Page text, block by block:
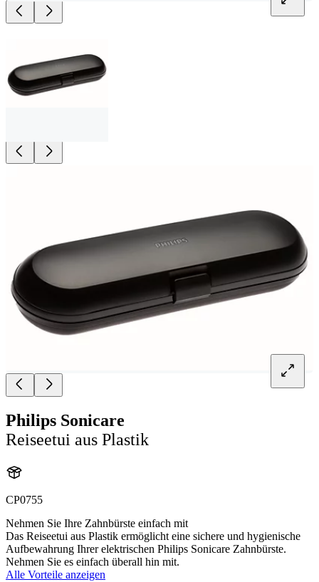
Philips Sonicare
Reiseetui aus Plastik
CP0755
Nehmen Sie Ihre Zahnbürste einfach mit
Das Reiseetui aus Plastik ermöglicht eine sichere und hygienische
Aufbewahrung Ihrer elektrischen Philips Sonicare Zahnbürste.
Nehmen Sie es einfach überall hin mit.
Alle Vorteile anzeigen